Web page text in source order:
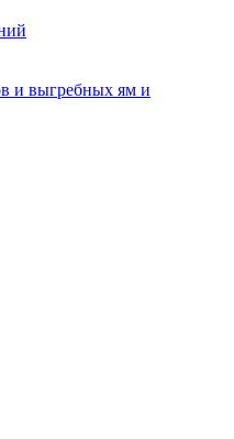
и выгребных ям и